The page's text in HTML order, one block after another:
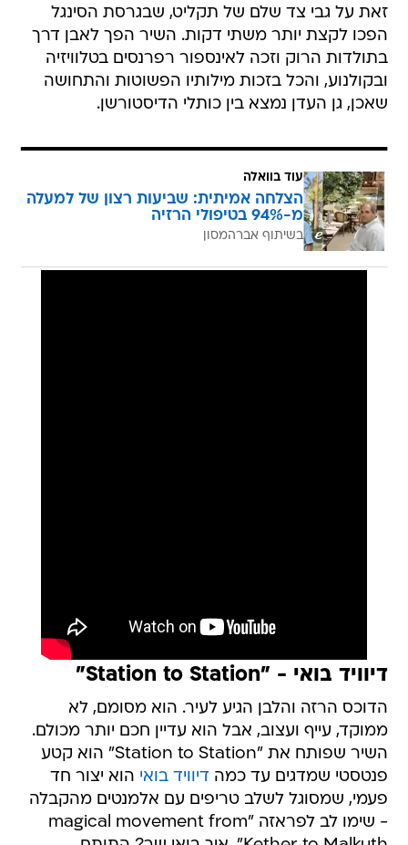
זאת על גבי צד שלם של תקליט, שבגרסת הסינגל
הפכו לקצת יותר משתי דקות. השיר הפך לאבן דרך
בתולדות הרוק וזכה לאינספור רפרנסים בטלוויזיה
ובקולנוע, והכל בזכות מילותיו הפשוטות והתחושה
שאכן, גן העדן נמצא בין כותלי הדיסטורשן.
עוד בוואלה
הצלחה אמיתית: שביעות רצון של למעלה
מ-94% בטיפולי הרזיה
בשיתוף אברהמסון
דיוויד בואי - "Station to Station"
הדוכס הרזה והלבן הגיע לעיר. הוא מסומם, לא
ממוקד, עייף ועצוב, אבל הוא עדיין חכם יותר מכולם.
השיר שפותח את "Station to Station" הוא קטע
פנטסטי שמדגים עד כמה דיוויד בואי הוא יצור חד
פעמי, שמסוגל לשלב טריפים עם אלמנטים מהקבלה
- שימו לב לפראזה "magical movement from